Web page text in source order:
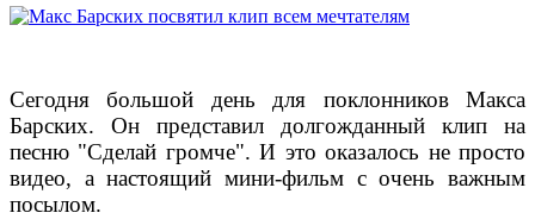
Сегодня большой день для поклонников Макса
Барских. Он представил долгожданный клип на
песню "Сделай громче". И это оказалось не просто
видео, а настоящий мини-фильм с очень важным
посылом.